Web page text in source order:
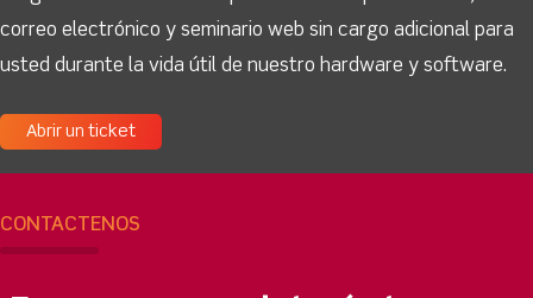
correo electrónico y seminario web sin cargo adicional para
usted durante la vida útil de nuestro hardware y software.
Abrir un ticket
CONTÁCTENOS